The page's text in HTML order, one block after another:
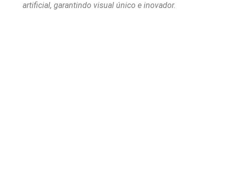
artificial, garantindo visual único e inovador.